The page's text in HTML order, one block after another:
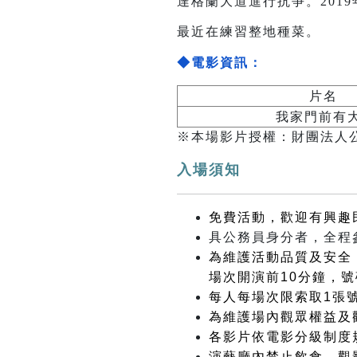
最近在練習整地種菜。
◆電影資訊：
片名
我家門前有
※本場影片授權：財團法人
入場須知
免費活動，歡迎有興趣
具公務員身分者，全
為維護活動品質及安
場次開演前10分鐘，
每人每場次限索取1張
為維護場內觀眾權益
各影片依電影分級制